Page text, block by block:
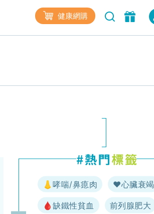
健康網購
👃哮喘/鼻瘜肉 ♥️心臟衰竭
🩸缺鐵性貧血 前列腺肥大